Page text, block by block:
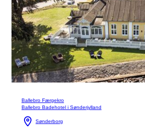
Ballebro Færgekro
Ballebro Badehotel i Sønderjylland
Sønderborg